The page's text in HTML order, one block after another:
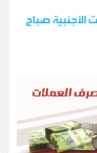
الأجنبية صباح